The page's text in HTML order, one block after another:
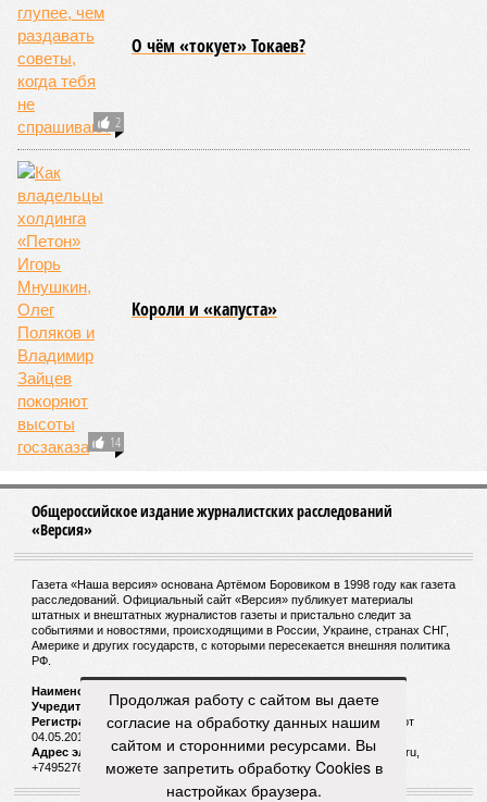
процессы на планете включают в себя всевозможные
геологические, метеорологические и физические явления,
которые для человека довольно опасны. Или попросту
смертельны. И вот несколько тому примеров.
Все стихии сразу
Около 100 лет назад в Поднебесной приключилось то, что
у нас назвали бы тридцатью тремя несчастьями. Страну
последовательно поразили: многолетняя засуха, страшный
паводок, невероятные ливни. Несколько миллионов
человек не пережили этот разгул стихий. Вот что тогда
приключилось.
Зима 1931 года выдалась в Китае чрезвычайно
продолжительной и суровой. Снега образовалось огромное
количество – казалось бы, хороший знак после периода
великой суши, продолжавшегося с 1928-го. Но всё
обратилось катастрофой. Снег растаял, устремился в реки,
начался небывалый паводок, быстро обернувшийся
только усугубили. К июню всё это преобразовалось в
массовый потоп, в июле же Китай в дополнение накрыло
сразу девятью циклонами. Последствия оказались
невообразимыми: наводнение погребло под собой
территорию в 180 тыс. квадратных километров, что равно
по площади Карелии, шести Курским или Калужским
областям, десятку Чуваший.
В общем, недаром события 1931-го находятся на первом
месте в списке самых смертоносных стихийных бедствий,
когда-либо происходивших на планете. Число
пострадавших в тот год достигло 53 млн человек, число
погибших, по некоторым оценкам, составило 4 миллиона.
Впрочем, для Китая подобное не в новинку. Так, в сентябре
Продолжая работу с сайтом вы даете
согласие на обработку данных нашим
сайтом и сторонними ресурсами. Вы
можете запретить обработку Cookies в
настройках браузера.